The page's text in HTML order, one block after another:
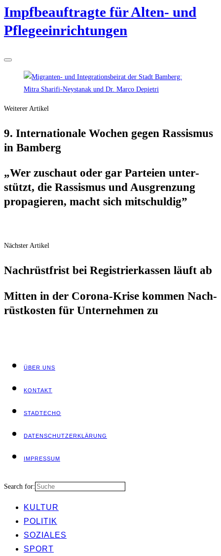
Impf­be­auf­trag­te für Alten- und
Pflegeeinrichtungen
Weiterer Artikel
9. Inter­na­tio­na­le Wochen gegen Ras­sis­mus
in Bamberg
„Wer zuschaut oder gar Par­tei­en unter­
stützt, die Ras­sis­mus und Aus­gren­zung
pro­pa­gie­ren, macht sich mitschuldig”
Nächster Artikel
Nach­rüst­frist bei Regis­trier­kas­sen läuft ab
Mit­ten in der Coro­na-Kri­se kom­men Nach­
rüst­kos­ten für Unter­neh­men zu
ÜBER UNS
KON­TAKT
STADT­ECHO
DATEN­SCHUTZ­ER­KLÄ­RUNG
IMPRES­SUM
Search for:
KUL­TUR
POLI­TIK
SOZIA­LES
SPORT